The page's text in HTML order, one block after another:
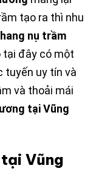
tạo ra thì nhu
nụ trầm
tại đây có một
tuyến uy tín và
và thoải mái
tại Vũng
Vũng